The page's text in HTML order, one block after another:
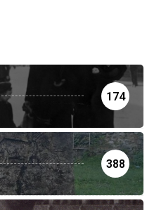
174
388